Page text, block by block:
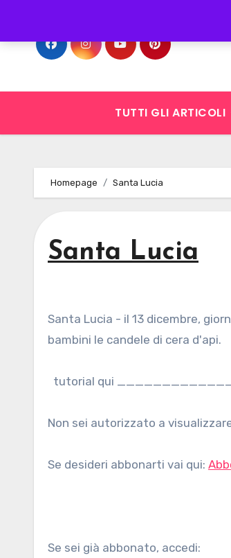
content
TUTTI GLI ARTICOLI
Homepage Santa Lucia
Santa Lucia
Santa Lucia - il 13 dicembre, giorno di Santa Lucia, nelle scuole steineriane c'è la bellissima tradizione di fare coi
bambini le candele di cera d'api.
tutorial qui
Non sei autorizzato a
Se desideri abbonarti vai qui:
Se sei già abbonato, accedi: